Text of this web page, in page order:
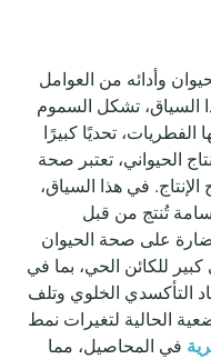
وأدائه من العوامل
السياق، تشكل السموم
تحديًا كبيرًا
الحيواني، تعتبر صحة
في هذا السياق،
تُنتج من قبل
على صحة الحيوان
للكائن الحي، بما في
التأكسدي الخلوي وتلف
الحالية لتغيرات نمط
في المحاصيل، مما